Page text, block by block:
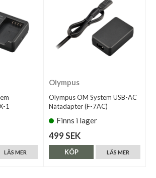
1
LÄS MER
Olympus
Olympus OM System USB-AC
Nätadapter (F-7AC)
Finns i lager
499 SEK
LÄS MER
KÖP